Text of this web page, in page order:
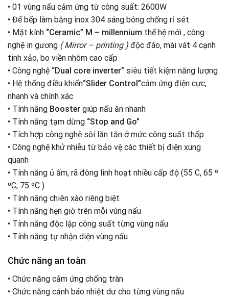
• 01 vùng nấu cảm ứng từ công suất: 2600W
• Đế bếp làm bằng inox 304 sáng bóng chống rỉ sét
• Mặt kính “Ceramic” M – millennium thế hệ mới , công
nghệ in gương ( Mirror – printing ) độc đáo, mài vát 4 cạnh
tinh xảo, bo viền nhôm cao cấp
• Công nghệ “Dual core inverter” siêu tiết kiệm năng lượng
• Hệ thống điều khiển“Slider Control”cảm ứng điện cực,
nhanh và chính xác
• Tính năng Booster giúp nấu ăn nhanh
• Tính năng tạm dừng “Stop and Go”
• Tích hợp công nghệ sôi lăn tăn ở mức công suất thấp
• Công nghệ khử nhiễu từ bảo vệ các thiết bị điện xung
quanh
• Tính năng ủ ấm, rã đông linh hoạt nhiều cấp độ (55 C, 65 º
ºC, 75 ºC )
• Tính năng chiên xào riêng biệt
• Tính năng hẹn giờ trên mỗi vùng nấu
• Tính năng độc lập công suất từng vùng nấu
• Tính năng tự nhận diện vùng nấu
Chức năng an toàn
• Chức năng cảm ứng chống tràn
• Chức năng cảnh báo nhiệt dư cho từng vùng nấu